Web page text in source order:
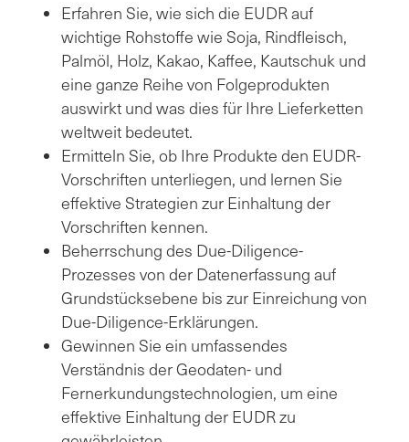
Erfahren Sie, wie sich die EUDR auf
wichtige Rohstoffe wie Soja, Rindfleisch,
Palmöl, Holz, Kakao, Kaffee, Kautschuk und
eine ganze Reihe von Folgeprodukten
auswirkt und was dies für Ihre Lieferketten
weltweit bedeutet.
Ermitteln Sie, ob Ihre Produkte den EUDR-
Vorschriften unterliegen, und lernen Sie
effektive Strategien zur Einhaltung der
Vorschriften kennen.
Beherrschung des Due-Diligence-
Prozesses von der Datenerfassung auf
Grundstücksebene bis zur Einreichung von
Due-Diligence-Erklärungen.
Gewinnen Sie ein umfassendes
Verständnis der Geodaten- und
Fernerkundungstechnologien, um eine
effektive Einhaltung der EUDR zu